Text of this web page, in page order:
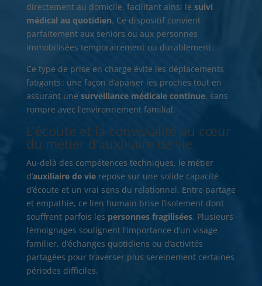
directement au domicile, facilitant ainsi le suivi
médical au quotidien. Ce dispositif convient
parfaitement aux seniors ou aux personnes
immobilisées temporairement ou durablement.
Ce type de prise en charge évite les déplacements
fatigants : une façon d’apaiser les proches tout en
assurant une surveillance médicale continue, sans
rompre avec l’environnement familial.
L’écoute et la convivialité au cœur
du métier d’auxiliaire de vie
Au-delà des compétences techniques, le métier
d’auxiliaire de vierepose sur une solide capacité
d’écoute et un vrai sens du relationnel. Entre partage
et empathie, ce lien humain brise l’isolement dont
souffrent parfois les personnes fragilisées. Plusieurs
témoignages soulignent l’importance d’un visage
familier, d’échanges quotidiens ou d’activités
partagées pour traverser plus sereinement certaines
périodes difficiles.